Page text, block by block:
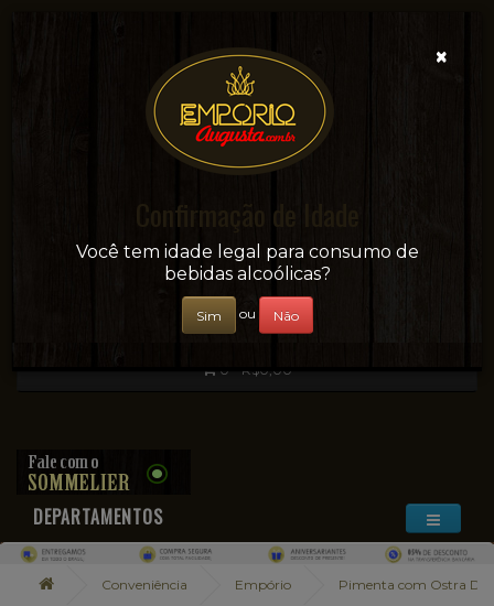
Sua conveniência e adega on-line!
0 - R$0,00
DEPARTAMENTOS
Conveniência Empório Pimenta com Ostra
×
Confirmação de Idade
Você tem idade legal para consumo de
bebidas alcoólicas?
Sim ou Não